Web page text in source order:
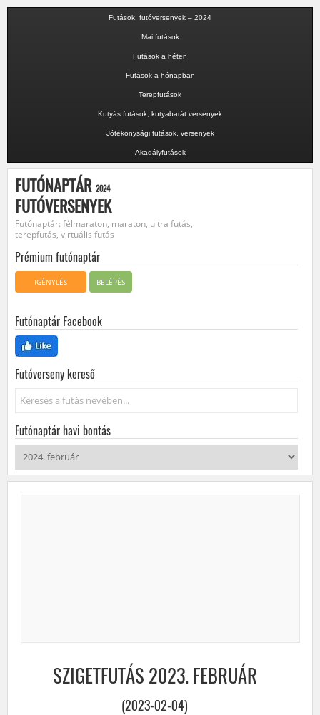
Futások, futóversenyek – 2024
Mai futások
Futások a héten
Futások a hónapban
Terepfutások
Kutyás futások, kutyabarát versenyek
Jótékonysági futások, versenyek
Akadályfutások
FUTÓNAPTÁR 2024
FUTÓVERSENYEK
Futónaptár: félmaraton, maraton, ultra futás,
terepfutás, virtuális futás
Prémium futónaptár
IGÉNYLÉS BELÉPÉS
Futónaptár Facebook
Futóverseny kereső
Keresés...
Futónaptár havi bontás
SZIGETFUTÁS 2023. FEBRUÁR
(2023-02-04)